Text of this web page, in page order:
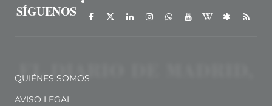
SÍGUENOS
QUIÉNES SOMOS
AVISO LEGAL